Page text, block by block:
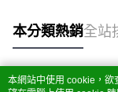
本分類熱銷全站
本網站中使用 cookie，欲